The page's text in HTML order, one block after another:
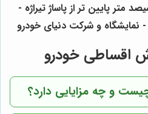
متر پایین تر از پاساژ تیراژه -
اقساطی خودرو
و چه مزایایی دارد؟